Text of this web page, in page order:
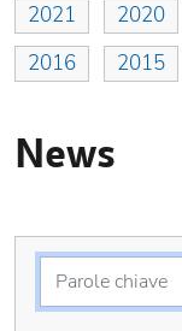
2021
2020
2016
2015
News